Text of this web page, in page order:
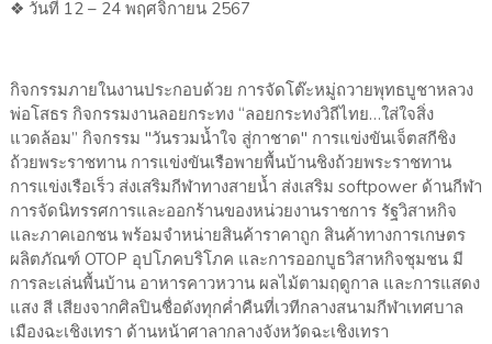
❖ วันที่ 12 – 24 พฤศจิกายน 2567
กิจกรรมภายในงานประกอบด้วย การจัดโต๊ะหมู่ถวายพุทธบูชาหลวง
พ่อโสธร กิจกรรมงานลอยกระทง “ลอยกระทงวิถีไทย…ใส่ใจสิ่ง
แวดล้อม” กิจกรรม "วันรวมน้ำใจ สู่กาชาด" การแข่งขันเจ็ตสกีชิง
ถ้วยพระราชทาน การแข่งขันเรือพายพื้นบ้านชิงถ้วยพระราชทาน
การแข่งเรือเร็ว ส่งเสริมกีฬาทางสายน้ำ ส่งเสริม softpower ด้านกีฬา
การจัดนิทรรศการและออกร้านของหน่วยงานราชการ รัฐวิสาหกิจ
และภาคเอกชน พร้อมจำหน่ายสินค้าราคาถูก สินค้าทางการเกษตร
ผลิตภัณฑ์ OTOP อุปโภคบริโภค และการออกบูธวิสาหกิจชุมชน มี
การละเล่นพื้นบ้าน อาหารคาวหวาน ผลไม้ตามฤดูกาล และการแสดง
แสง สี เสียงจากศิลปินชื่อดังทุกค่ำคืนที่เวทีกลางสนามกีฬาเทศบาล
เมืองฉะเชิงเทรา ด้านหน้าศาลากลางจังหวัดฉะเชิงเทรา